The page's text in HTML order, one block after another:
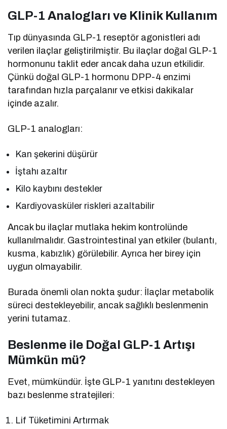
GLP-1 Analogları ve Klinik Kullanım
Tıp dünyasında GLP-1 reseptör agonistleri adı
verilen ilaçlar geliştirilmiştir. Bu ilaçlar doğal GLP-1
hormonunu taklit eder ancak daha uzun etkilidir.
Çünkü doğal GLP-1 hormonu DPP-4 enzimi
tarafından hızla parçalanır ve etkisi dakikalar
içinde azalır.
GLP-1 analogları:
Kan şekerini düşürür
İştahı azaltır
Kilo kaybını destekler
Kardiyovasküler riskleri azaltabilir
Ancak bu ilaçlar mutlaka hekim kontrolünde
kullanılmalıdır. Gastrointestinal yan etkiler (bulantı,
kusma, kabızlık) görülebilir. Ayrıca her birey için
uygun olmayabilir.
Burada önemli olan nokta şudur: İlaçlar metabolik
süreci destekleyebilir, ancak sağlıklı beslenmenin
yerini tutamaz.
Beslenme ile Doğal GLP-1 Artışı
Mümkün mü?
Evet, mümkündür. İşte GLP-1 yanıtını destekleyen
bazı beslenme stratejileri:
Lif Tüketimini Artırmak